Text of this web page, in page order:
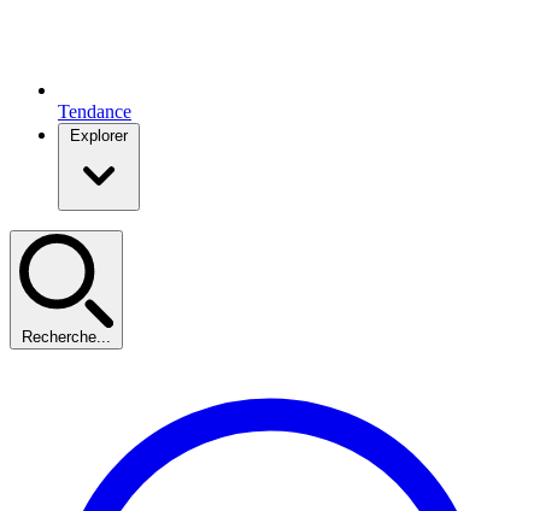
Tendance
Explorer
Recherche...